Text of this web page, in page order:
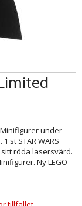
under
st STAR WARS
röda lasersvärd.
Ny LEGO